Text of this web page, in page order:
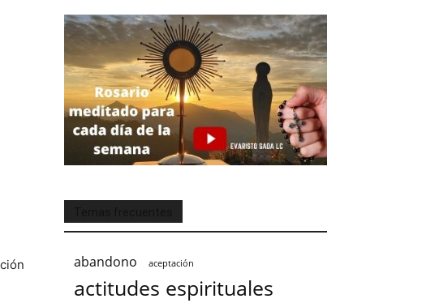
abandono aceptación
actitudes espirituales